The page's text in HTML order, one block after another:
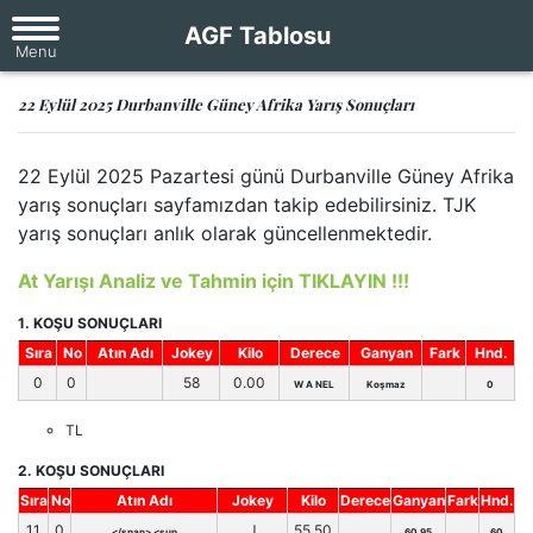
AGF Tablosu
22 Eylül 2025 Durbanville Güney Afrika Yarış Sonuçları
22 Eylül 2025 Pazartesi günü Durbanville Güney Afrika
yarış sonuçları sayfamızdan takip edebilirsiniz. TJK
yarış sonuçları anlık olarak güncellenmektedir.
At Yarışı Analiz ve Tahmin için TIKLAYIN !!!
1. KOŞU SONUÇLARI
Sıra
No Atın Adı Jokey Kilo Derece Ganyan Fark
Hnd.
0
0 58 0.00 W A NEL Koşmaz 0
TL
2. KOŞU SONUÇLARI
Sıra No Atın Adı Jokey Kilo DereceGanyanFarkHnd.